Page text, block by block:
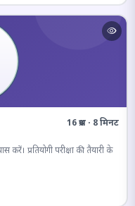
16 प्रश्न · 8 मिनट
प्रतियोगी परीक्षा की तैयारी के